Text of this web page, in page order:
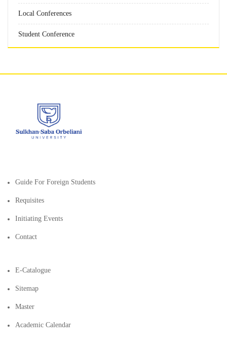
Local Conferences
Student Conference
Guide For Foreign Students
Requisites
Initiating Events
Contact
E-Catalogue
Sitemap
Master
Academic Calendar